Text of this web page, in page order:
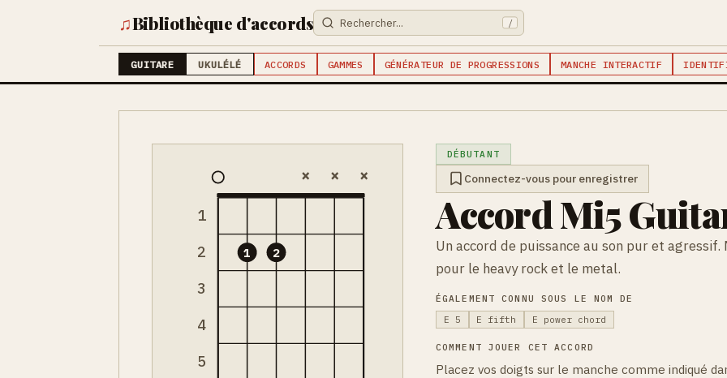
♫Bibliothèque d'accords /
GUITARE UKULÉLÉ ACCORDS GAMMES GÉNÉRATEUR DE PROGRESSIONS MANCHE INTERACTIF
1
2
3
4
5
× × ×
1 2
DÉBUTANT
Connectez-vous pour enregistrer
Accord Mi5
Un accord de puissance au son pur et
pour le heavy rock et le metal.
ÉGALEMENT CONNU SOUS LE NOM DE
E 5
E fifth E power chord
COMMENT JOUER CET ACCORD
Placez vos doigts sur le manche comme indiqué